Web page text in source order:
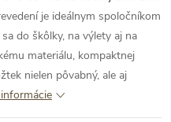
je ideálnym spoločníkom
do škôlky, na výlety aj na
materiálu, kompaktnej
nielen pôvabný, ale aj